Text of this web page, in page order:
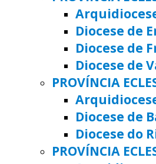
Diocese de
Diocese de
Diocese de
PROVÍNCIA
Diocese de
Diocese do
PROVÍNCIA